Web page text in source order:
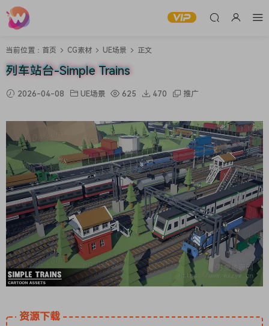
当前位置： 首页 CG素材 UE场景 正文
列车站台-Simple Trains
2026-04-08 UE场景 625 470 推广
资源下载